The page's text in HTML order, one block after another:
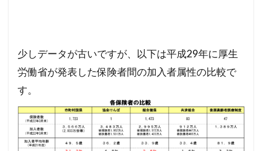
少しデータが古いですが、以下は平成29年に厚生
労働省が発表した保険者間の加入者属性の比較で
す。